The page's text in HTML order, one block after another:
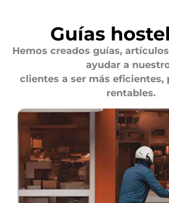
Guías
Hemos creados guías,
ayudar a
clientes a ser más eficientes,
rentables.